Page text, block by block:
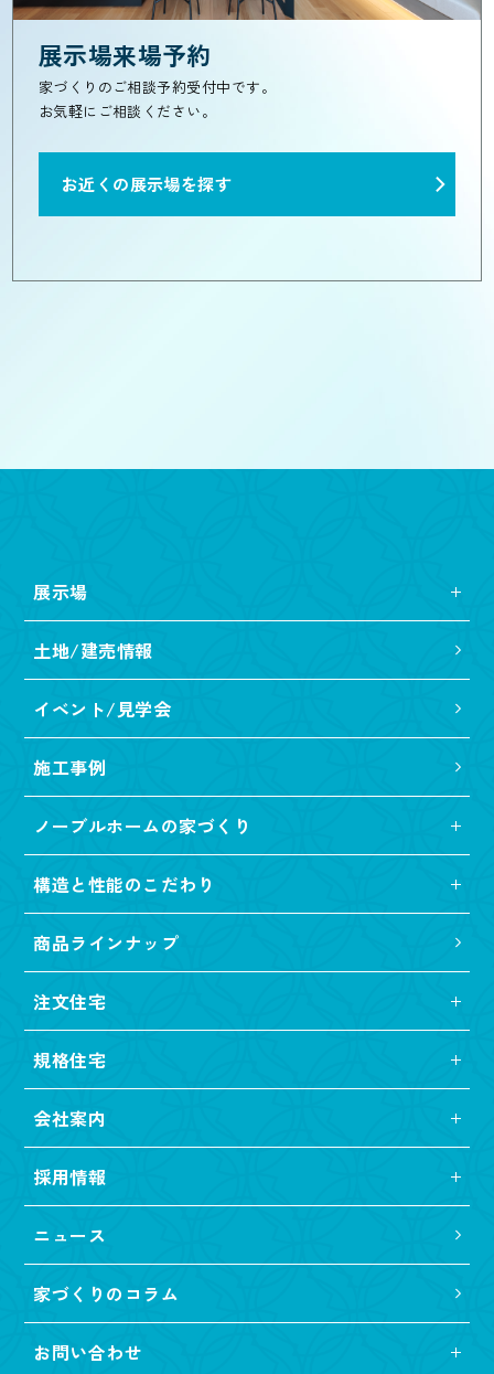
展示場来場予約
家づくりのご相談予約受付中です。
お気軽にご相談ください。
お近くの展示場を探す
展示場
土地/建売情報
イベント/見学会
施工事例
ノーブルホームの家づくり
構造と性能のこだわり
商品ラインナップ
注文住宅
規格住宅
会社案内
採用情報
ニュース
家づくりのコラム
お問い合わせ